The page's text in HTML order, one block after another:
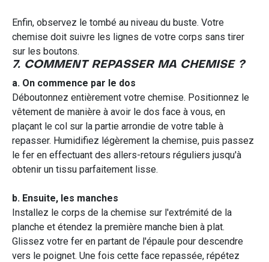
Enfin, observez le tombé au niveau du buste. Votre
chemise doit suivre les lignes de votre corps sans tirer
sur les boutons.
7. COMMENT REPASSER MA CHEMISE ?
a. On commence par le dos
Déboutonnez entièrement votre chemise. Positionnez le
vêtement de manière à avoir le dos face à vous, en
plaçant le col sur la partie arrondie de votre table à
repasser. Humidifiez légèrement la chemise, puis passez
le fer en effectuant des allers-retours réguliers jusqu'à
obtenir un tissu parfaitement lisse.
b. Ensuite, les manches
Installez le corps de la chemise sur l'extrémité de la
planche et étendez la première manche bien à plat.
Glissez votre fer en partant de l'épaule pour descendre
vers le poignet. Une fois cette face repassée, répétez